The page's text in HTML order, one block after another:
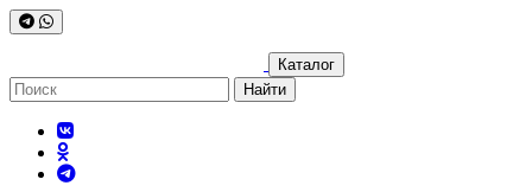
Каталог
Найти